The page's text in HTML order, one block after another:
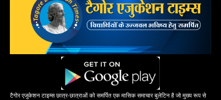
टैगोर एजुकेशन टाइम्स छात्र-छात्राओं को समर्पित एक मासिक समाचार बुलेटिन है जो मुख्य रूप से